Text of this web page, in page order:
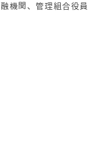
機関、管理組合役員